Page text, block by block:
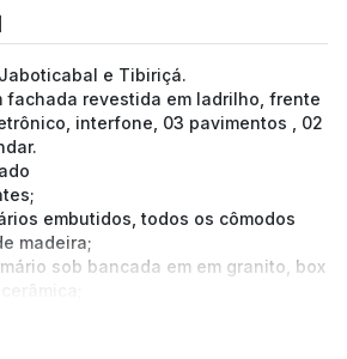
e Tibiriçá.
fachada revestida em ladrilho, frente
interfone, 03 pavimentos , 02
embutidos, todos os cômodos
madeira;
sob bancada em em granito, box
DCE, piso em cerâmica.